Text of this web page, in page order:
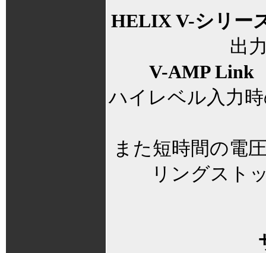
HELIX V-シリー
出
V-AMP Link
ハイレベル入力
また短時間の電
リングスト